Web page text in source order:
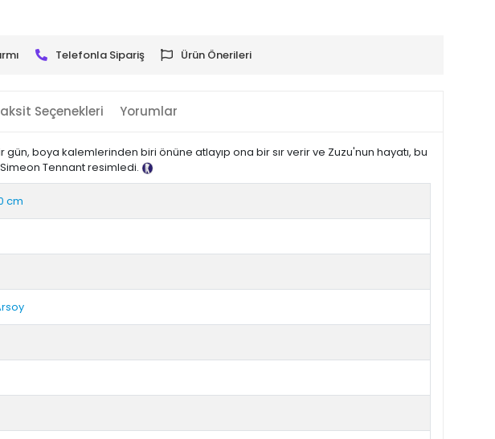
Telefonla Sipariş Ürün Önerileri
Seçenekleri Yorumlar
boya kalemlerinden biri önüne atlayıp ona bir sır verir ve Zuzu'nun hayatı, bu
Tennant resimledi.
Tanıtım Metni
cm